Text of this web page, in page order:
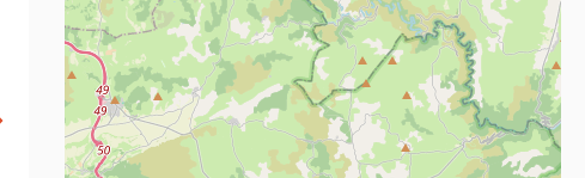
En savoir plus